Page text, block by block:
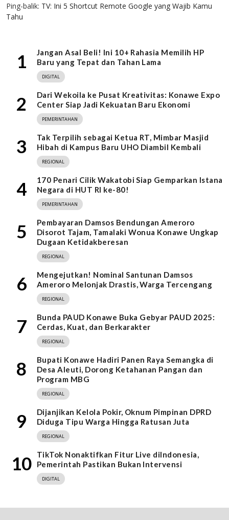
Ping-balik: TV: Ini 5 Shortcut Remote Google yang Wajib Kamu
Tahu
1
Jangan Asal Beli! Ini 10+ Rahasia Memilih HP
Baru yang Tepat dan Tahan Lama
DIGITAL
2
Dari Wekoila ke Pusat Kreativitas: Konawe Expo
Center Siap Jadi Kekuatan Baru Ekonomi
PEMERINTAHAN
3
Tak Terpilih sebagai Ketua RT, Mimbar Masjid
Hibah di Kampus Baru UHO Diambil Kembali
REGIONAL
4
170 Penari Cilik Wakatobi Siap Gemparkan Istana
Negara di HUT RI ke-80!
PEMERINTAHAN
5
Pembayaran Damsos Bendungan Ameroro
Disorot Tajam, Tamalaki Wonua Konawe Ungkap
Dugaan Ketidakberesan
REGIONAL
6
Mengejutkan! Nominal Santunan Damsos
Ameroro Melonjak Drastis, Warga Tercengang
REGIONAL
7
Bunda PAUD Konawe Buka Gebyar PAUD 2025:
Cerdas, Kuat, dan Berkarakter
REGIONAL
8
Bupati Konawe Hadiri Panen Raya Semangka di
Desa Aleuti, Dorong Ketahanan Pangan dan
Program MBG
REGIONAL
9
Dijanjikan Kelola Pokir, Oknum Pimpinan DPRD
Diduga Tipu Warga Hingga Ratusan Juta
REGIONAL
10
TikTok Nonaktifkan Fitur Live diIndonesia,
Pemerintah Pastikan Bukan Intervensi
DIGITAL